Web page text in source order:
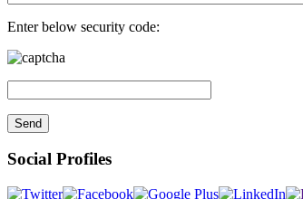
Enter below security code:
Social Profiles